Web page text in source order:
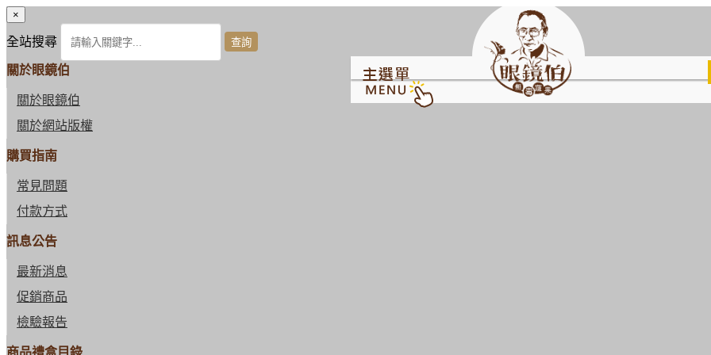
×
全站搜尋
關於眼鏡伯
關於眼鏡伯
關於網站版權
購買指南
常見問題
付款方式
訊息公告
最新消息
促銷商品
檢驗報告
商品禮盒目錄